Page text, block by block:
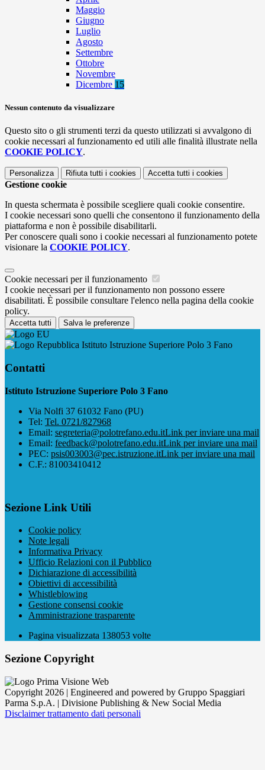
Maggio
Giugno
Luglio
Agosto
Settembre
Ottobre
Novembre
Dicembre 15
Nessun contenuto da visualizzare
Questo sito o gli strumenti terzi da questo utilizzati si avvalgono di
cookie necessari al funzionamento ed utili alle finalità illustrate nella
COOKIE POLICY.
Personalizza Rifiuta tutti i cookies Accetta tutti i cookies
Gestione cookie
In questa schermata è possibile scegliere quali cookie consentire.
I cookie necessari sono quelli che consentono il funzionamento della
piattaforma e non è possibile disabilitarli.
Per conoscere quali sono i cookie necessari al funzionamento potete
visionare la COOKIE POLICY.
Cookie necessari per il funzionamento
I cookie necessari per il funzionamento non possono essere
disabilitati. È possibile consultare l'elenco nella pagina della cookie
policy.
Accetta tutti Salva le preferenze
Istituto Istruzione Superiore Polo 3 Fano
Contatti
Istituto Istruzione Superiore Polo 3 Fano
Via Nolfi 37 61032 Fano (PU)
Tel: Tel. 0721/827968
Email: segreteria@polotrefano.e​du.itLink per inviare una mail
Email: feedback@polotrefano.edu.itLink per inviare una mail
PEC: psis003003@pec.istruzione.itLink per inviare una mail
C.F.: 81003410412
Sezione Link Utili
Cookie policy
Note legali
Informativa Privacy
Ufficio Relazioni con il Pubblico
Dichiarazione di accessibilità
Obiettivi di accessibilità
Whistleblowing
Gestione consensi cookie
Amministrazione trasparente
Pagina visualizzata 138053 volte
Sezione Copyright
Copyright 2026 | Engineered and powered by Gruppo Spaggiari
Parma S.p.A. | Divisione Publishing & New Social Media
Disclaimer trattamento dati personali